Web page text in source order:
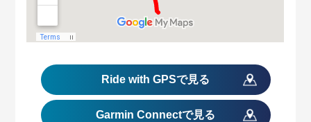
Ride with GPSで見る
Garmin Connectで見る